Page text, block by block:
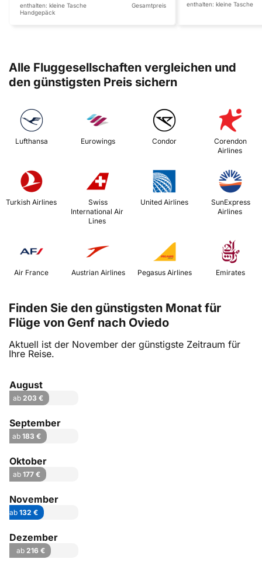
enthalten: kleine Tasche
Handgepäck
Gesamtpreis enthalten: kleine Tasche
Alle Fluggesellschaften vergleichen und
den günstigsten Preis sichern
Lufthansa Eurowings Condor
Corendon
Airlines
Turkish Airlines
International Air
Lines
United Airlines
Airlines
Air France Austrian Airlines Emirates
Finden Sie den günstigsten Monat für
Flüge von Genf nach Oviedo
Aktuell ist der November der günstigste Zeitraum für
Ihre Reise.
August
ab203 €
September
ab183 €
Oktober
ab 177 €
November
ab 132 €
Dezember
ab216 €